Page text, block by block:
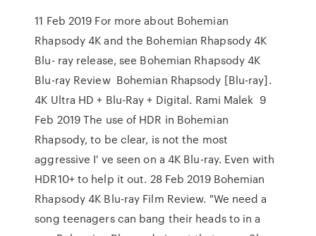
11 Feb 2019 For more about Bohemian
Rhapsody 4K and the Bohemian Rhapsody 4K
Blu- ray release, see Bohemian Rhapsody 4K
Blu-ray Review Bohemian Rhapsody [Blu-ray].
4K Ultra HD + Blu-Ray + Digital. Rami Malek 9
Feb 2019 The use of HDR in Bohemian
Rhapsody, to be clear, is not the most
aggressive I' ve seen on a 4K Blu-ray. Even with
HDR10+ to help it out. 28 Feb 2019 Bohemian
Rhapsody 4K Blu-ray Film Review. "We need a
song teenagers can bang their heads to in a